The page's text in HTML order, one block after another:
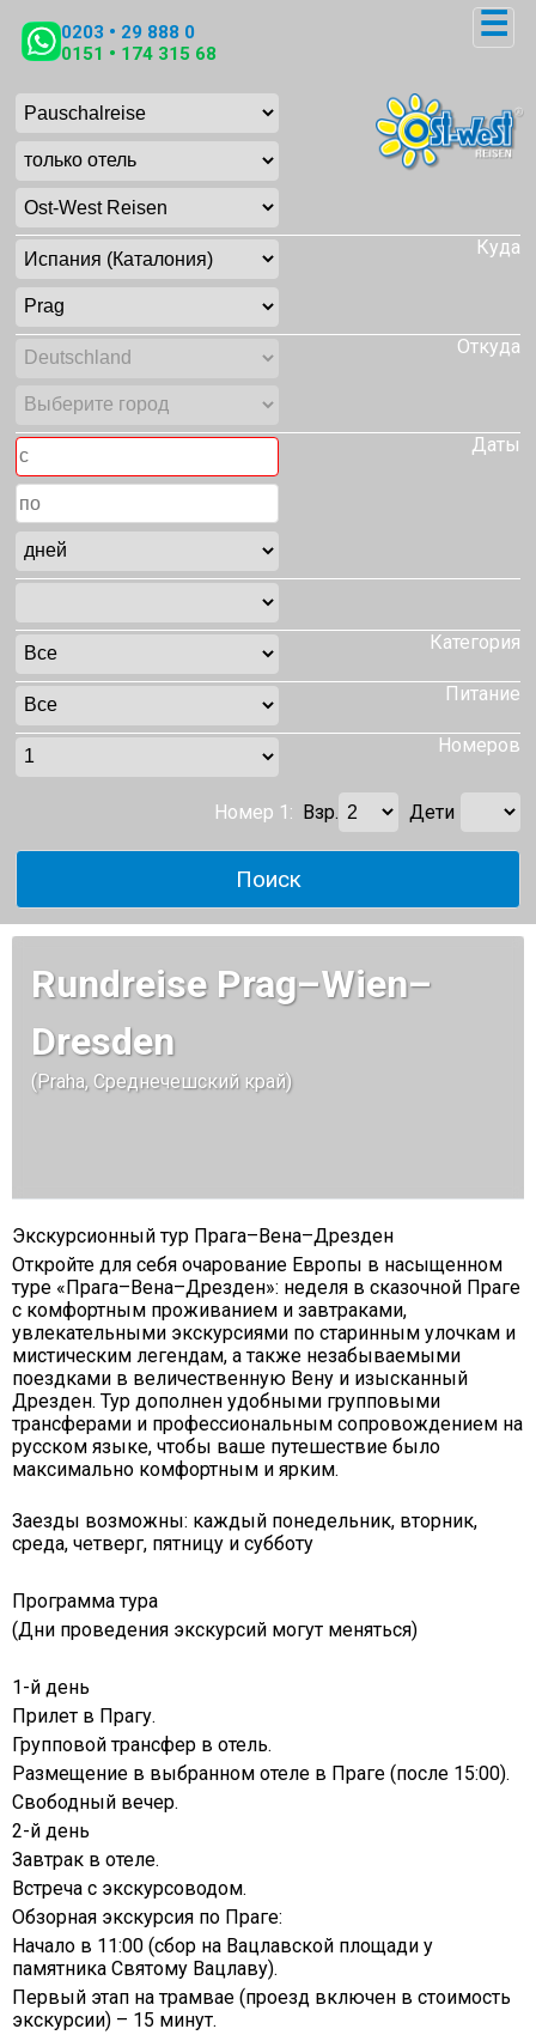
0203 • 29 888 0
0151 • 174 315 68
☰
Куда
Откуда
Даты
Категория
Питание
Номеров
Номер 1: Взр. Дети
Rundreise Prag–Wien–
Dresden
(Praha, Среднечешский край)
Экскурсионный тур Прага–Вена–Дрезден
Откройте для себя очарование Европы в насыщенном
туре «Прага–Вена–Дрезден»: неделя в сказочной Праге
с комфортным проживанием и завтраками,
увлекательными экскурсиями по старинным улочкам и
мистическим легендам, а также незабываемыми
поездками в величественную Вену и изысканный
Дрезден. Тур дополнен удобными групповыми
трансферами и профессиональным сопровождением на
русском языке, чтобы ваше путешествие было
максимально комфортным и ярким.
Заезды возможны: каждый понедельник, вторник,
среда, четверг, пятницу и субботу
Программа тура
(Дни проведения экскурсий могут меняться)
1-й день
Прилет в Прагу.
Групповой трансфер в отель.
Размещение в выбранном отеле в Праге (после 15:00).
Свободный вечер.
2-й день
Завтрак в отеле.
Встреча с экскурсоводом.
Обзорная экскурсия по Праге:
Начало в 11:00 (сбор на Вацлавской площади у
памятника Святому Вацлаву).
Первый этап на трамвае (проезд включен в стоимость
экскурсии) – 15 минут.